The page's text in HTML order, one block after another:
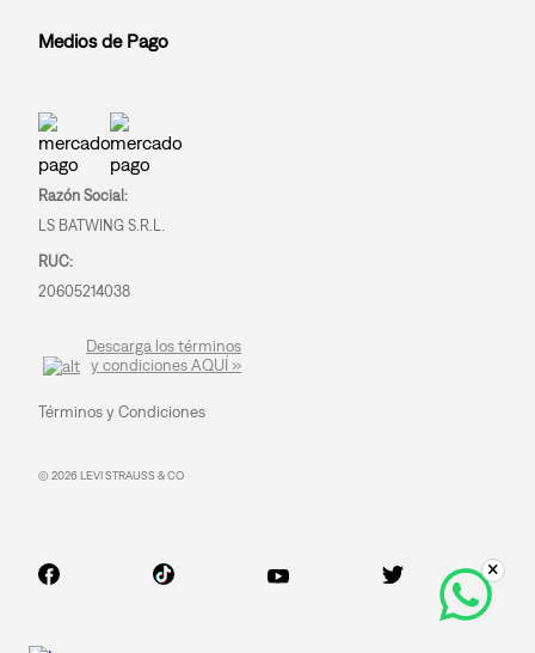
Medios de Pago
Razón Social:
LS BATWING S.R.L.
RUC:
20605214038
Descarga los términos
y condiciones AQUÍ »
Términos y Condiciones
© 2026 LEVI STRAUSS & CO